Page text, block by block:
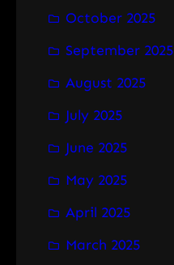
October 2025
September 2025
August 2025
July 2025
June 2025
May 2025
April 2025
March 2025